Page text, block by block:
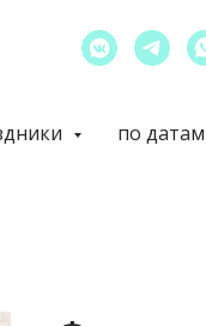
по датам